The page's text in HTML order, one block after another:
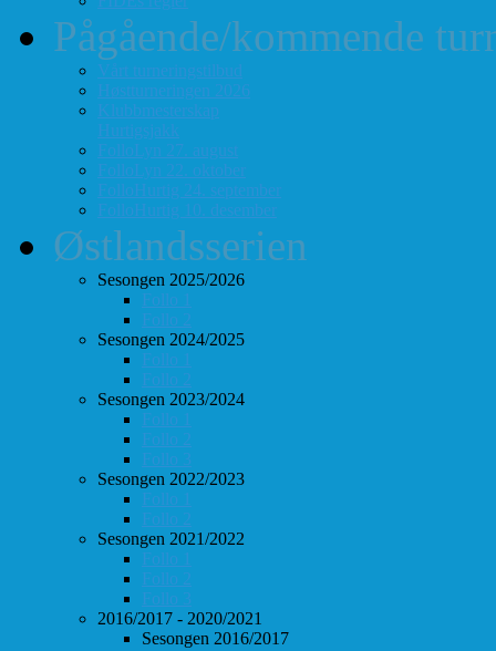
Pågående/kommende
Vårt turneringstilbud
Høstturneringen 2026
Klubbmesterskap
Hurtigsjakk
FolloLyn 27. august
FolloLyn 22. oktober
FolloHurtig 24. september
FolloHurtig 10. desember
Østlandsserien
Sesongen 2025/2026
Follo 1
Follo 2
Sesongen 2024/2025
Follo 1
Follo 2
Sesongen 2023/2024
Follo 1
Follo 2
Follo 3
Sesongen 2022/2023
Follo 1
Follo 2
Sesongen 2021/2022
Follo 1
Follo 2
Follo 3
2016/2017 - 2020/2021
Sesongen 2016/2017